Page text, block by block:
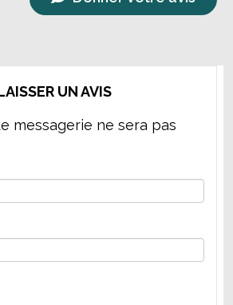
UN AVIS
messagerie ne sera pas